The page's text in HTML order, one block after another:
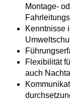
Montage-
Kenntnisse
Flexibilität
auch